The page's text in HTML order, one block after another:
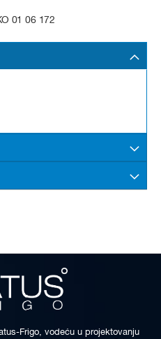
01 06 172
Frigo, vodeću u projektovanju